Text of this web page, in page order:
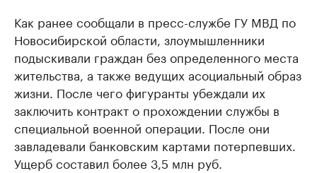
Как ранее сообщали в пресс-службе ГУ МВД по
Новосибирской области, злоумышленники
подыскивали граждан без определенного места
жительства, а также ведущих асоциальный образ
жизни. После чего фигуранты убеждали их
заключить контракт о прохождении службы в
специальной военной операции. После они
завладевали банковским картами потерпевших.
Ущерб составил более 3,5 млн руб.